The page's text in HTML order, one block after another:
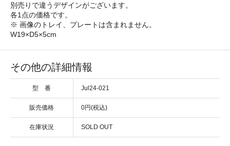
別売りで違うデザインがございます。
各1点の価格です。
※ 画像のトレイ、プレートは含まれません。
W19×D5×5cm
その他の詳細情報
型 番 Jul24-021
販売価格 0円(税込)
在庫状況 SOLD OUT